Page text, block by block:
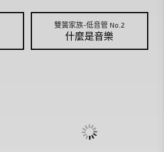
雙簧家族-低音管 No.2
什麼是音樂